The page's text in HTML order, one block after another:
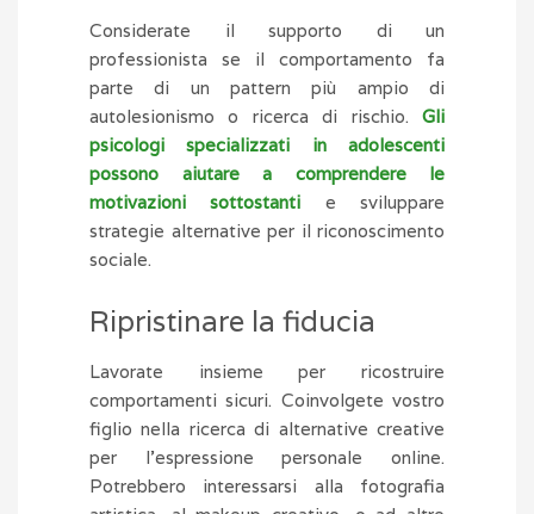
Considerate il supporto di un
professionista se il comportamento fa
parte di un pattern più ampio di
autolesionismo o ricerca di rischio. Gli
psicologi specializzati in adolescenti
possono aiutare a comprendere le
motivazioni sottostanti e sviluppare
strategie alternative per il riconoscimento
sociale.
Ripristinare la fiducia
Lavorate insieme per ricostruire
comportamenti sicuri. Coinvolgete vostro
figlio nella ricerca di alternative creative
per l’espressione personale online.
Potrebbero interessarsi alla fotografia